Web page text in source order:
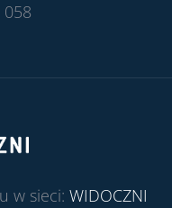
058
w sieci: WIDOCZNI